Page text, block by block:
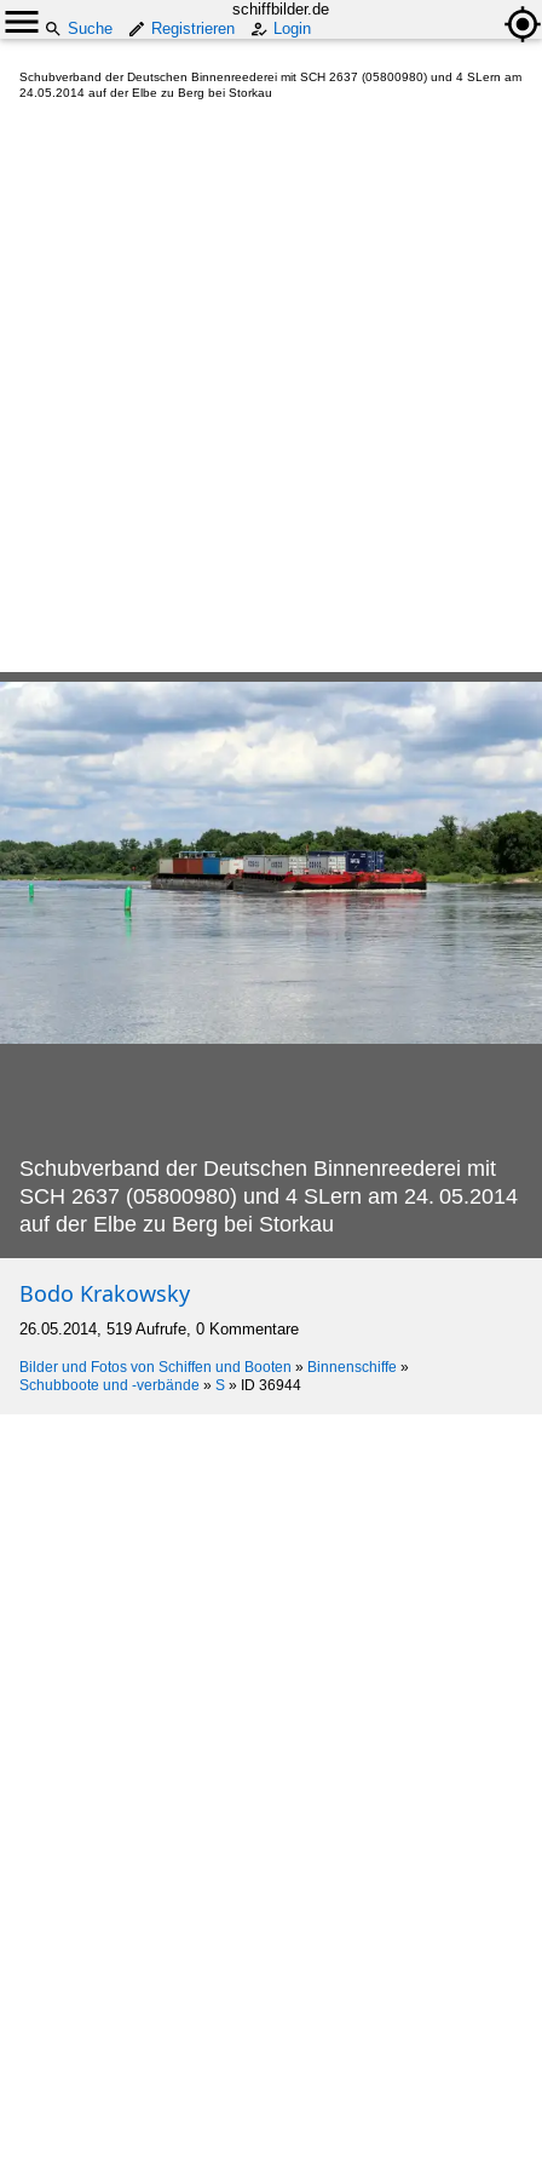
schiffbilder.de
Suche
Registrieren Login
Schubverband der Deutschen Binnenreederei mit SCH 2637 (05800980) und 4 SLern am
24.05.2014 auf der Elbe zu Berg bei Storkau
Schubverband der Deutschen Binnenreederei mit
SCH 2637 (05800980) und 4 SLern am 24. 05.2014
auf der Elbe zu Berg bei Storkau
Bodo Krakowsky
26.05.2014, 519 Aufrufe, 0 Kommentare
Bilder und Fotos von Schiffen und Booten » Binnenschiffe »
Schubboote und -verbände » S » ID 36944